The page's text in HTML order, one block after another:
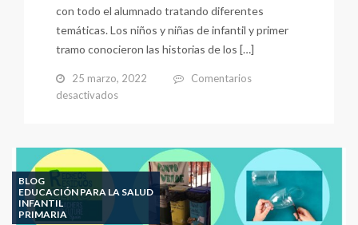
con todo el alumnado tratando diferentes
temáticas. Los niños y niñas de infantil y primer
tramo conocieron las historias de los […]
25 marzo, 2022
Comentarios
desactivadosen
mapfre
BLOG
EDUCACIÓN PARA LA SALUD
INFANTIL
PRIMARIA